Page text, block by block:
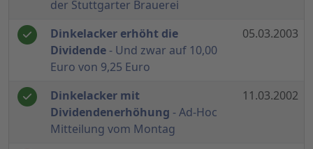
der Stuttgarter Brauerei
Dinkelacker erhöht die
Dividende- Und zwar auf 10,00
Euro von 9,25 Euro
05.03.2003
Dinkelacker mit
Dividendenerhöhung - Ad-Hoc
Mitteilung vom Montag
11.03.2002